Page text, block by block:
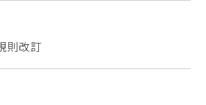
則改訂